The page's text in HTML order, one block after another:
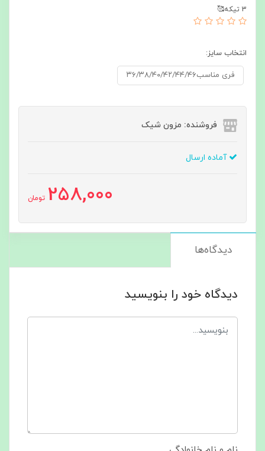
3 تیکه🥰
انتخاب سایز:
فری مناسب۳۶/۳۸/۴۰/۴۲/۴۴/۴۶
فروشنده: مزون شیک
آماده ارسال
258,000 تومان
دیدگاه‌ها
دیدگاه خود را بنویسید